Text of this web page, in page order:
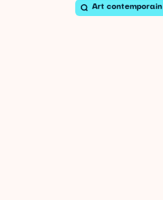
Art contemporain